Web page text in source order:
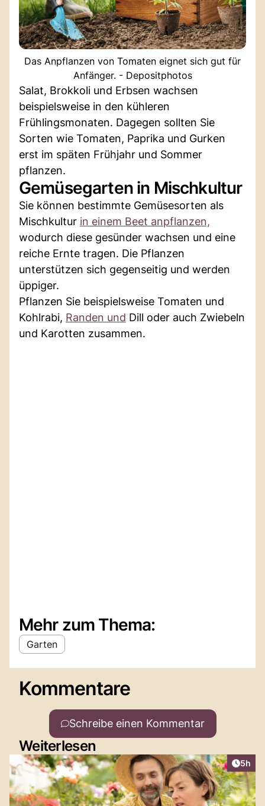
Das Anpflanzen von Tomaten eignet sich gut für
Anfänger. - Depositphotos
Salat, Brokkoli und Erbsen wachsen
beispielsweise in den kühleren
Frühlingsmonaten. Dagegen sollten Sie
Sorten wie Tomaten, Paprika und Gurken
erst im späten Frühjahr und Sommer
pflanzen.
Gemüsegarten in Mischkultur
Sie können bestimmte Gemüsesorten als
Mischkultur in einem Beet anpflanzen,
wodurch diese gesünder wachsen und eine
reiche Ernte tragen. Die Pflanzen
unterstützen sich gegenseitig und werden
üppiger.
Pflanzen Sie beispielsweise Tomaten und
Kohlrabi, Randen und Dill oder auch Zwiebeln
und Karotten zusammen.
Mehr zum Thema:
Garten
Kommentare
Schreibe einen Kommentar
Weiterlesen
5h